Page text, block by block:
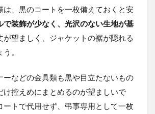
は、黒のコートを一枚備えておくと安
で装飾が少なく、光沢のない生地が基
が望ましく、ジャケットの裾が隠れる
。
ーなどの金具類も黒や目立たないもの
け控えめにまとめるのが望ましいで
ートで代用せず、弔事専用として一枚